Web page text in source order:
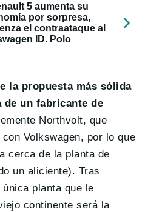
5 aumenta su
por sorpresa,
el contraataque al
ID. Polo
la propuesta más sólida
de un fabricante de
Northvolt, que
Volkswagen, por lo que
cerca de la planta de
un aliciente). Tras
planta que le
continente será la